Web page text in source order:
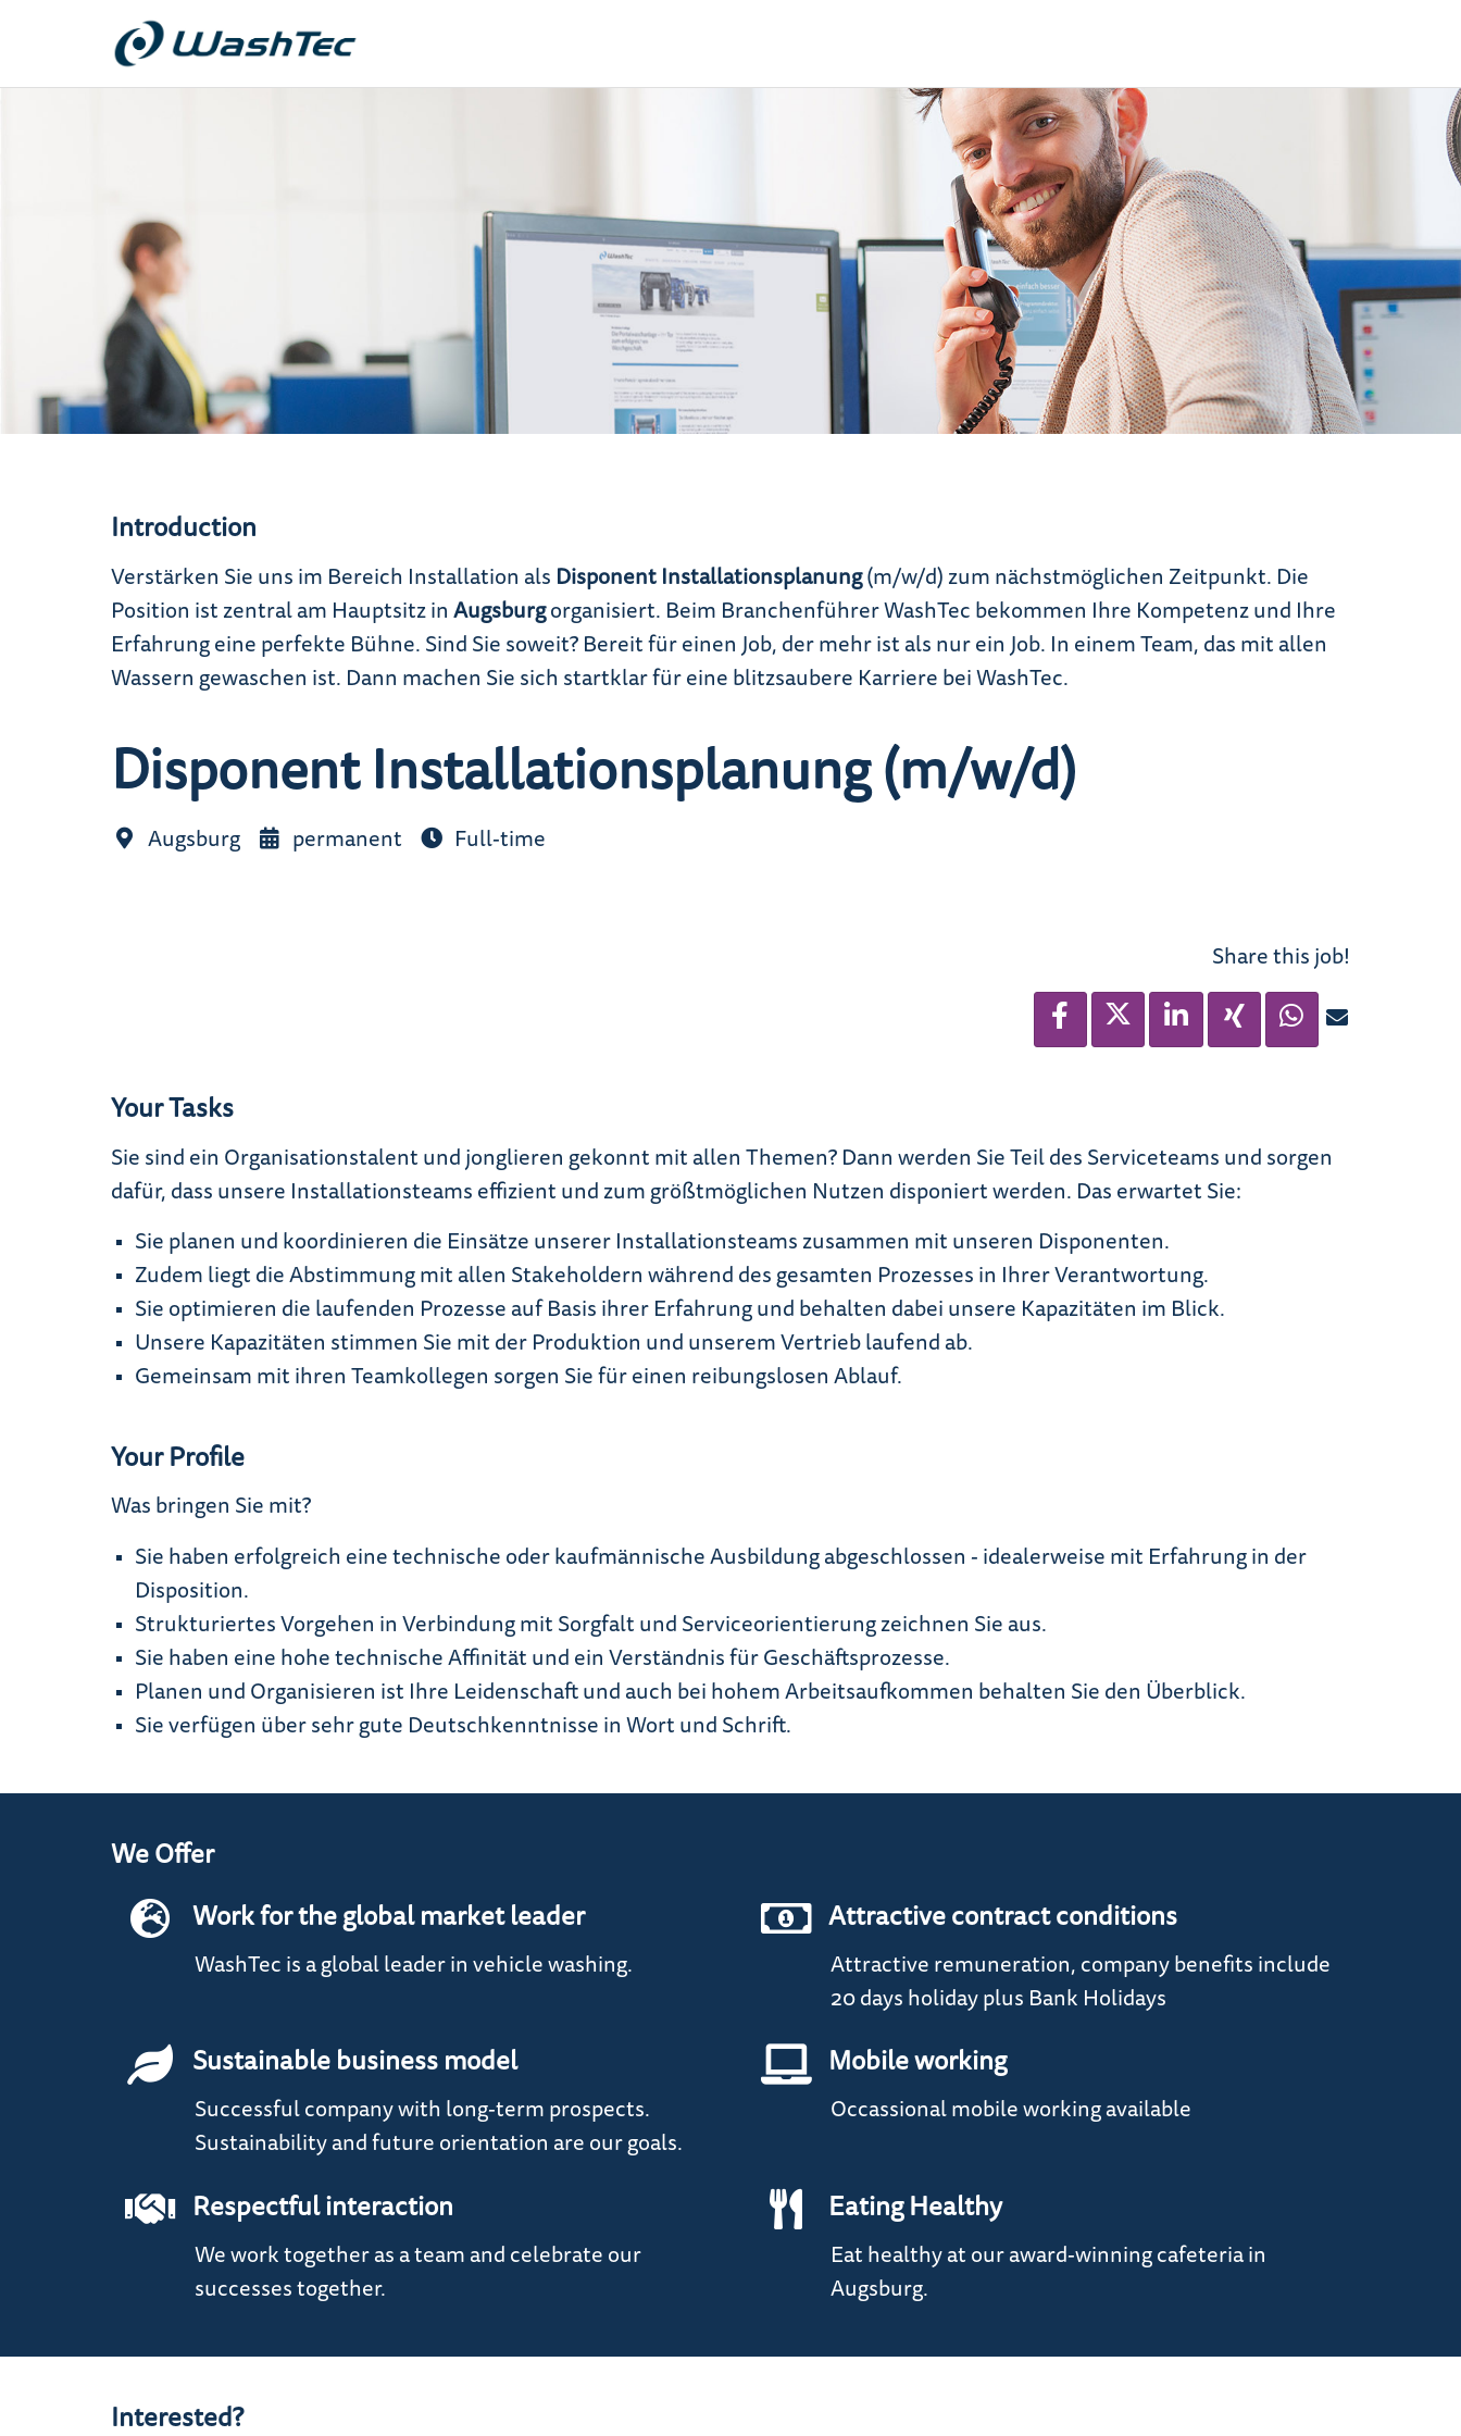
Disponent Installationsplanung (m/w/d)
Augsburg permanent Full-time
Share this job!
Introduction
Verstärken Sie uns im Bereich Installation als Disponent Installationsplanung (m/w/d) zum nächstmöglichen Zeitpunkt. Die
Position ist zentral am Hauptsitz in Augsburgorganisiert. Beim Branchenführer WashTec bekommen Ihre Kompetenz und Ihre
Erfahrung eine perfekte Bühne. Sind Sie soweit? Bereit für einen Job, der mehr ist als nur ein Job. In einem Team, das mit allen
Wassern gewaschen ist. Dann machen Sie sich startklar für eine blitzsaubere Karriere bei WashTec.
Your Tasks
Sie sind ein Organisationstalent und jonglieren gekonnt mit allen Themen? Dann werden Sie Teil des Serviceteams und sorgen
dafür, dass unsere Installationsteams effizient und zum größtmöglichen Nutzen disponiert werden. Das erwartet Sie:
Sie planen und koordinieren die Einsätze unserer Installationsteams zusammen mit unseren Disponenten.
Zudem liegt die Abstimmung mit allen Stakeholdern während des gesamten Prozesses in Ihrer Verantwortung.
Sie optimieren die laufenden Prozesse auf Basis ihrer Erfahrung und behalten dabei unsere Kapazitäten im Blick.
Unsere Kapazitäten stimmen Sie mit der Produktion und unserem Vertrieb laufend ab.
Gemeinsam mit ihren Teamkollegen sorgen Sie für einen reibungslosen Ablauf.
Your Profile
Was bringen Sie mit?
Sie haben erfolgreich eine technische oder kaufmännische Ausbildung abgeschlossen - idealerweise mit Erfahrung in der
Disposition.
Strukturiertes Vorgehen in Verbindung mit Sorgfalt und Serviceorientierung zeichnen Sie aus.
Sie haben eine hohe technische Affinität und ein Verständnis für Geschäftsprozesse.
Planen und Organisieren ist Ihre Leidenschaft und auch bei hohem Arbeitsaufkommen behalten Sie den Überblick.
Sie verfügen über sehr gute Deutschkenntnisse in Wort und Schrift.
We Offer
Work for the global market leader
WashTec is a global leader in vehicle washing.
Attractive contract conditions
Attractive remuneration, company benefits include
20 days holiday plus Bank Holidays
Sustainable business model
Successful company with long-term prospects.
Sustainability and future orientation are our goals.
Mobile working
Occassional mobile working available
Respectful interaction
We work together as a team and celebrate our
successes together.
Eating Healthy
Eat healthy at our award-winning cafeteria in
Augsburg.
Interested?